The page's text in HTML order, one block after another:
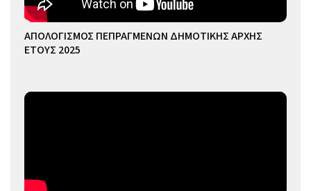
ΑΠΟΛΟΓΙΣΜΟΣ ΠΕΠΡΑΓΜΕΝΩΝ ΔΗΜΟΤΙΚΗΣ ΑΡΧΗΣ
ΕΤΟΥΣ 2025